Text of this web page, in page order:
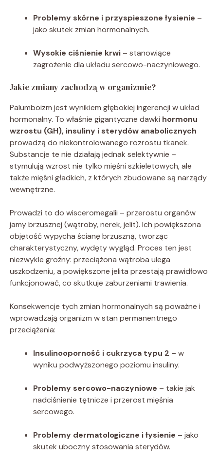
Problemy skórne i przyspieszone łysienie –
jako skutek zmian hormonalnych.
Wysokie ciśnienie krwi – stanowiące
zagrożenie dla układu sercowo-naczyniowego.
Jakie zmiany zachodzą w organizmie?
Palumboizm jest wynikiem głębokiej ingerencji w układ
hormonalny. To właśnie gigantyczne dawki hormonu
wzrostu (GH), insuliny i sterydów anabolicznych
prowadzą do niekontrolowanego rozrostu tkanek.
Substancje te nie działają jednak selektywnie –
stymulują wzrost nie tylko mięśni szkieletowych, ale
także mięśni gładkich, z których zbudowane są narządy
wewnętrzne.
Prowadzi to do wisceromegalii – przerostu organów
jamy brzusznej (wątroby, nerek, jelit). Ich powiększona
objętość wypycha ścianę brzuszną, tworząc
charakterystyczny, wydęty wygląd. Proces ten jest
niezwykle groźny: przeciążona wątroba ulega
uszkodzeniu, a powiększone jelita przestają prawidłowo
funkcjonować, co skutkuje zaburzeniami trawienia.
Konsekwencje tych zmian hormonalnych są poważne i
wprowadzają organizm w stan permanentnego
przeciążenia:
Insulinooporność i cukrzyca typu 2 – w
wyniku podwyższonego poziomu insuliny.
Problemy sercowo-naczyniowe – takie jak
nadciśnienie tętnicze i przerost mięśnia
sercowego.
Problemy dermatologiczne i łysienie – jako
skutek uboczny stosowania sterydów.